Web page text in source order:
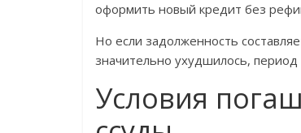
оформить новый кредит без
Но если задолженность
значительно ухудшилось,
Условия